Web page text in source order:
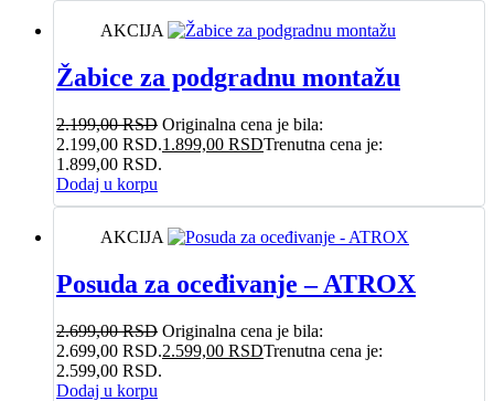
AKCIJA
Žabice za podgradnu montažu
2.199,00RSD Originalna cena je bila:
2.199,00 RSD.1.899,00 RSDTrenutna cena je:
1.899,00 RSD.
Dodaj u korpu
AKCIJA
Posuda za oceđivanje – ATROX
2.699,00RSD Originalna cena je bila:
2.699,00 RSD.2.599,00 RSDTrenutna cena je:
2.599,00 RSD.
Dodaj u korpu